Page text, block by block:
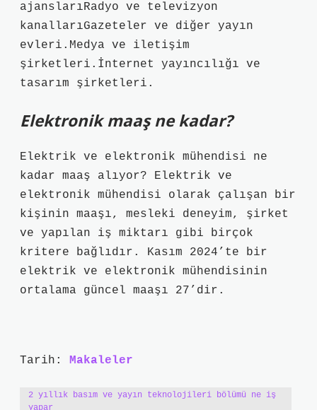
ajanslarıRadyo ve televizyon
kanallarıGazeteler ve diğer yayın
evleri.Medya ve iletişim
şirketleri.İnternet yayıncılığı ve
tasarım şirketleri.
Elektronik maaş ne kadar?
Elektrik ve elektronik mühendisi ne
kadar maaş alıyor? Elektrik ve
elektronik mühendisi olarak çalışan bir
kişinin maaşı, mesleki deneyim, şirket
ve yapılan iş miktarı gibi birçok
kritere bağlıdır. Kasım 2024’te bir
elektrik ve elektronik mühendisinin
ortalama güncel maaşı 27’dir.
Tarih: Makaleler
2 yıllık basım ve yayın teknolojileri bölümü ne iş
yapar